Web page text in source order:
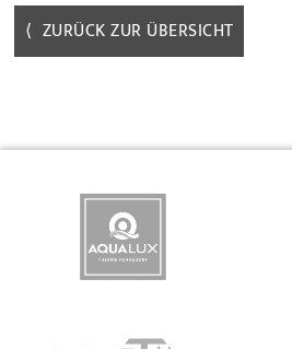
⟨ ZURÜCK ZUR ÜBERSICHT